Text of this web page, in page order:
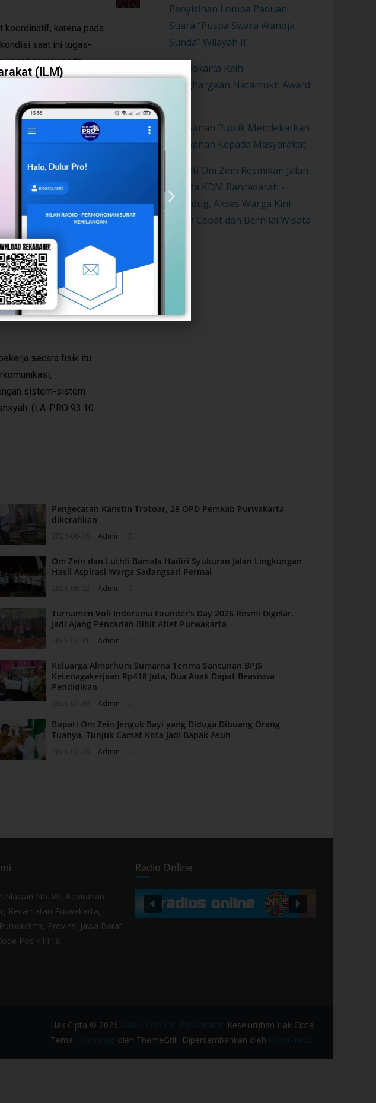
koordinatif, karena pada
saat ini tugas-
koordinasi kepada
melanjutkan
tentunya,” tutur Benni
III Siliwangi yang ke
Siliwangi mensyukuri
dari jajaran Kodam III
dan terdepan
termasuk
benar membantu
khususnya yang
secara fisik itu
sistem-sistem
(LA-PRO 93.10
Penyisihan Lomba Paduan
Suara “Puspa Swara Wanoja
Sunda” Wilayah II
Purwakarta Raih
Penghargaan Natamukti Award
Pelayanan Publik Mendekatkan
Pelayanan Kepada Masyarakat
Bupati Om Zein Resmikan Jalan
Wisata KDM Rancadarah -
Gurudug, Akses Warga Kini
Lebih Cepat dan Bernilai Wisata
Pengecatan Kanstin Trotoar, 28 OPD Pemkab Purwakarta
dikerahkan
Admin
Om Zein dan Luthfi Bamala Hadiri Syukuran Jalan Lingkungan
Hasil Aspirasi Warga Sadangsari Permai
Admin
Turnamen Voli Indorama Founder’s Day 2026 Resmi Digelar,
Jadi Ajang Pencarian Bibit Atlet Purwakarta
Admin
Keluarga Almarhum Sumarna Terima Santunan BPJS
Ketenagakerjaan Rp418 Juta, Dua Anak Dapat Beasiswa
Pendidikan
Admin
Bupati Om Zein Jenguk Bayi yang Diduga Dibuang Orang
Tuanya, Tunjuk Camat Kota Jadi Bapak Asuh
Admin
No. 80, Kelurahan
Kecamatan Purwakarta,
Provinsi Jawa Barat,
Pos 41119.
Radio Online
Hak Cipta © 2026 Radio PRO FM Purwakarta. Keseluruhan Hak Cipta.
Tema: ColorMag oleh ThemeGrill. Dipersembahkan oleh WordPress .
(ILM)